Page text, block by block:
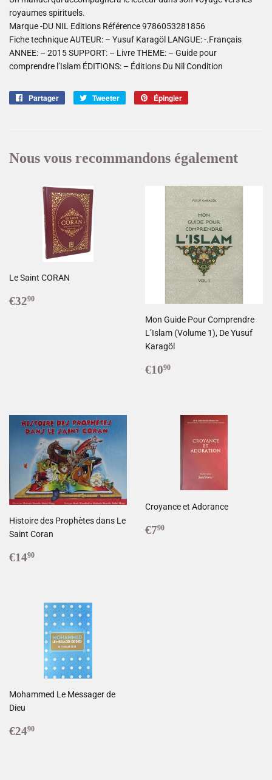
royaumes spirituels.
Marque -DU NIL Editions Référence 9786053281856
Fiche technique AUTEUR: – Yusuf Karagöl LANGUE: -.Français
ANNEE: – 2015 SUPPORT: – Livre THEME: – Guide pour
comprendre l’Islam ÉDITIONS: – Éditions Du Nil Condition
Partager
PartagerTweeter
Tweeter
Épingler
Nous vous recommandons également
Le Saint CORAN
Prix
€3290
Mon Guide Pour Comprendre
L’Islam (Volume 1), De Yusuf
Karagöl
Prix
€1090
Histoire des Prophètes dans Le
Saint Coran
Prix
€1490
Croyance et Adorance
Prix
€790
Mohammed Le Messager de
Dieu
Prix
€2490